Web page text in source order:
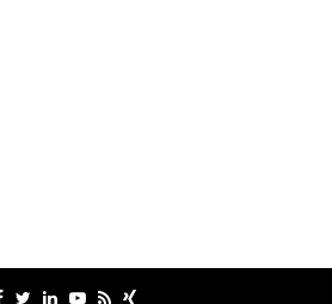
Facebook
TwitterLinkedinYoutube
RssXing